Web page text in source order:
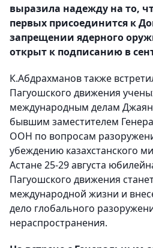
выразила надежду на то,
первых присоединится к
запрещении ядерного
открыт к подписанию в
К.Абдрахманов также
Пагуошского движения
международным делам
бывшим заместителем
ООН по вопросам
убеждению казахстанского
Астане 25-29 августа
Пагуошского движения
международной жизни и
дело глобального
нераспространения.